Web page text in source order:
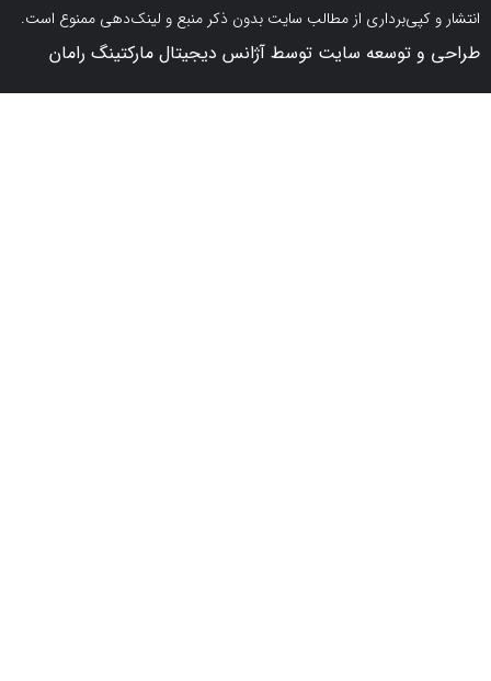
از مطالب سایت بدون ذکر منبع و لینک‌دهی ممنوع است.
سایت توسط آژانس دیجیتال مارکتینگ رامان